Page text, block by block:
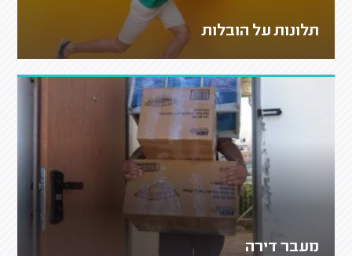
תלונות על הובלות
מעבר דירה